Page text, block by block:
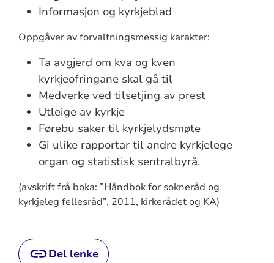
Informasjon og kyrkjeblad
Oppgåver av forvaltningsmessig karakter:
Ta avgjerd om kva og kven
kyrkjeofringane skal gå til
Medverke ved tilsetjing av prest
Utleige av kyrkje
Førebu saker til kyrkjelydsmøte
Gi ulike rapportar til andre kyrkjelege
organ og statistisk sentralbyrå.
(avskrift frå boka: ”Håndbok for sokneråd og
kyrkjeleg fellesråd”, 2011, kirkerådet og KA)
Del lenke